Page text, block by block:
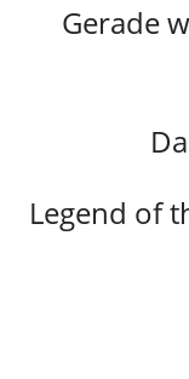
Gerade
Legend of